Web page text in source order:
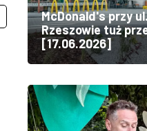
McDonald's przy
Rzeszowie tuż
[17.06.2026]